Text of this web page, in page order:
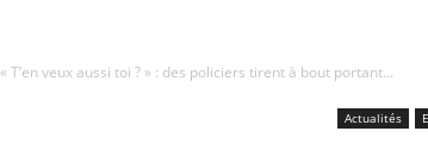
« T’en veux aussi toi ? » : des policiers tirent à bout portant...
Actualités